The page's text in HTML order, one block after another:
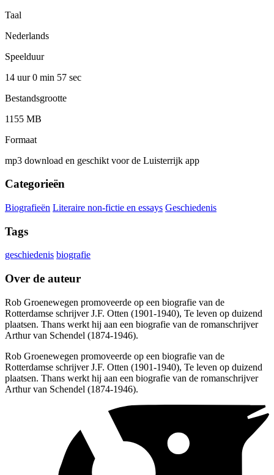
Taal
Nederlands
Speelduur
14 uur 0 min 57 sec
Bestandsgrootte
1155 MB
Formaat
mp3 download en geschikt voor de Luisterrijk app
Categorieën
Biografieën Literaire non-fictie en essays Geschiedenis
Tags
geschiedenis biografie
Over de auteur
Rob Groenewegen promoveerde op een biografie van de
Rotterdamse schrijver J.F. Otten (1901-1940), Te leven op duizend
plaatsen. Thans werkt hij aan een biografie van de romanschrijver
Arthur van Schendel (1874-1946).
Rob Groenewegen promoveerde op een biografie van de
Rotterdamse schrijver J.F. Otten (1901-1940), Te leven op duizend
plaatsen. Thans werkt hij aan een biografie van de romanschrijver
Arthur van Schendel (1874-1946).